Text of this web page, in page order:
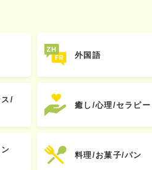
外国語
ス/
癒し/心理/セラピー
料理/お菓子/パン